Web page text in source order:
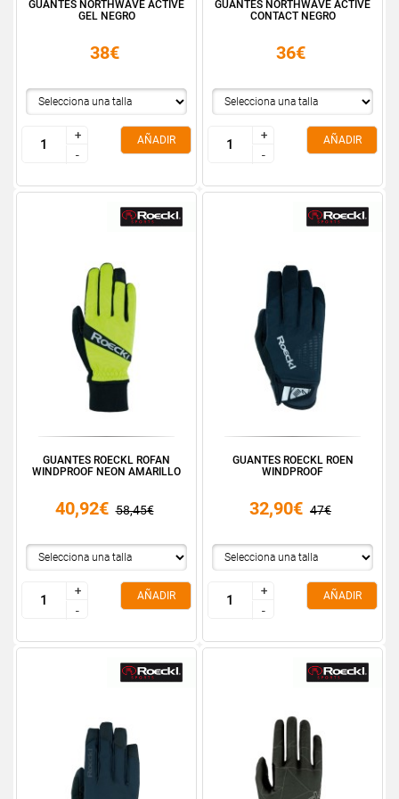
GUANTES NORTHWAVE ACTIVE
GEL NEGRO
38€
+
-
+
-
AÑADIR
GUANTES NORTHWAVE ACTIVE
CONTACT NEGRO
36€
+
-
+
-
AÑADIR
GUANTES ROECKL ROFAN
WINDPROOF NEON AMARILLO
40,92€ 58,45€
+
-
+
-
AÑADIR
GUANTES ROECKL ROEN
WINDPROOF
32,90€ 47€
+
-
+
-
AÑADIR